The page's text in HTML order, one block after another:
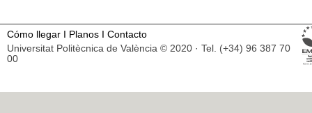
Cómo llegar I Planos I Contacto
Universitat Politècnica de València © 2020 · Tel. (+34) 96 387 70
00